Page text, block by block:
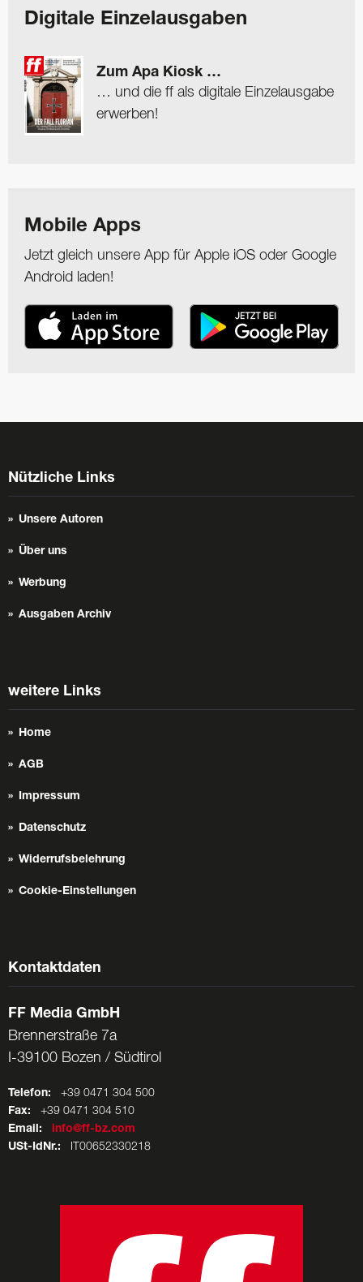
Digitale Einzelausgaben
Zum Apa Kiosk …
… und die ff als digitale Einzelausgabe
erwerben!
Mobile Apps
Jetzt gleich unsere App für Apple iOS oder Google
Android laden!
Nützliche Links
Unsere Autoren
Über uns
Werbung
Ausgaben Archiv
weitere Links
Home
AGB
Impressum
Datenschutz
Widerrufsbelehrung
Cookie-Einstellungen
Kontaktdaten
FF Media GmbH
Brennerstraße 7a
I-39100 Bozen / Südtirol
Telefon: +39 0471 304 500
Fax: +39 0471 304 510
Email:
info@ff-bz.com
USt-IdNr.: IT00652330218